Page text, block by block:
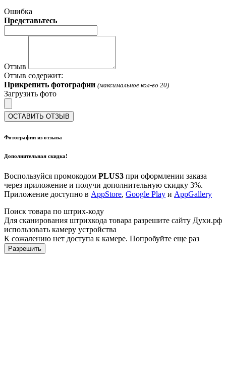
Ошибка
Представьтесь
Отзыв
Отзыв содержит:
Прикрепить фотографии (максимальное кол-во 20)
Загрузить фото
ОСТАВИТЬ ОТЗЫВ
Фотографии из отзыва
Дополнительная скидка!
Воспользуйся промокодом PLUS3 при оформлении заказа
через приложение и получи дополнительную скидку 3%.
Приложение доступно в AppStore, Google Play и AppGallery
Поиск товара по штрих-коду
Для сканирования штрихкода товара разрешите сайту Духи.рф
использовать камеру устройства
К сожалению нет доступа к камере. Попробуйте еще раз
Разрешить